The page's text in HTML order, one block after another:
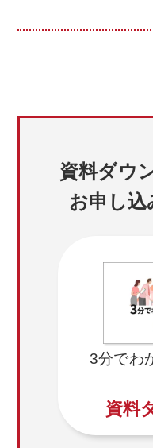
以下の内容にご同
個人情報のご提供
この場合、本サイ
になれないことが
ご了承ください。
個人情報とは、本
ご提供いただく氏
ールアドレス等、
報を意味します。
いは２つ以上を組
人を識別する、或
資料ダウ
お申し
3分でわ
資料